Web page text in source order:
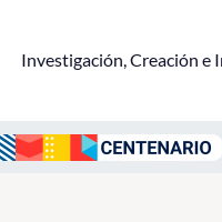
Investigación, Creación e